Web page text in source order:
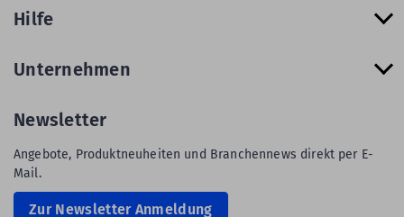
Hilfe
Unternehmen
Newsletter
Angebote, Produktneuheiten und Branchennews direkt per E-
Mail.
Zur Newsletter Anmeldung